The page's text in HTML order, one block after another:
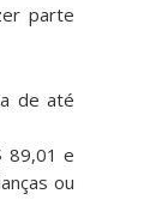
parte
de até
89,01 e
ou